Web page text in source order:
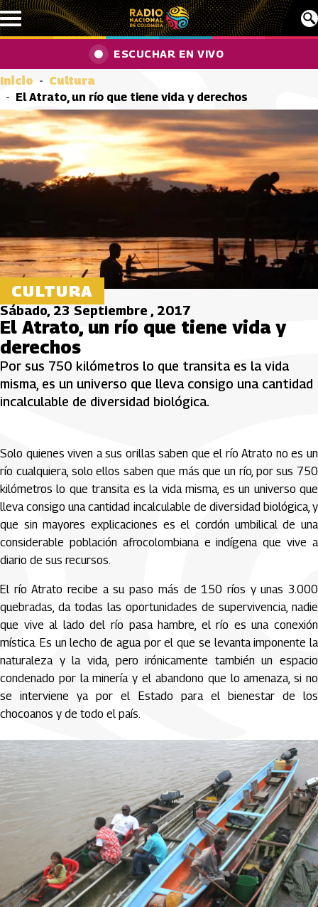
Pasar al contenido principal
ESCUCHAR EN VIVO
Inicio
Cultura
El Atrato, un río que tiene vida y derechos
CULTURA
Sábado, 23 Septiembre , 2017
El Atrato, un río que tiene vida y
derechos
Por sus 750 kilómetros lo que transita es la vida
misma, es un universo que lleva consigo una cantidad
incalculable de diversidad biológica.
Solo quienes viven a sus orillas saben que el río Atrato no es un
río cualquiera, solo ellos saben que más que un río, por sus 750
kilómetros lo que transita es la vida misma, es un universo que
lleva consigo una cantidad incalculable de diversidad biológica, y
que sin mayores explicaciones es el cordón umbilical de una
considerable población afrocolombiana e indígena que vive a
diario de sus recursos.
El río Atrato recibe a su paso más de 150 ríos y unas 3.000
quebradas, da todas las oportunidades de supervivencia, nadie
que vive al lado del río pasa hambre, el río es una conexión
mística. Es un lecho de agua por el que se levanta imponente la
naturaleza y la vida, pero irónicamente también un espacio
condenado por la minería y el abandono que lo amenaza, si no
se interviene ya por el Estado para el bienestar de los
chocoanos y de todo el país.